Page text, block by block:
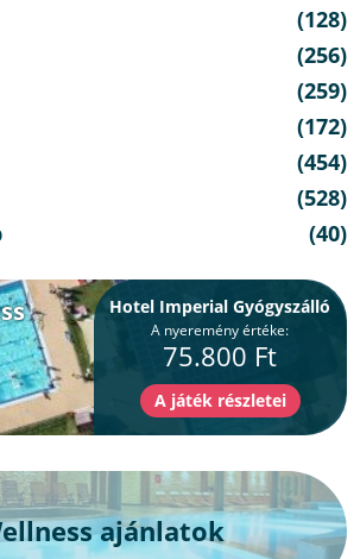
(128)
(256)
(259)
(172)
(454)
(528)
(40)
Hotel Imperial Gyógyszálló
A nyeremény értéke:
75.800 Ft
ajánlatok